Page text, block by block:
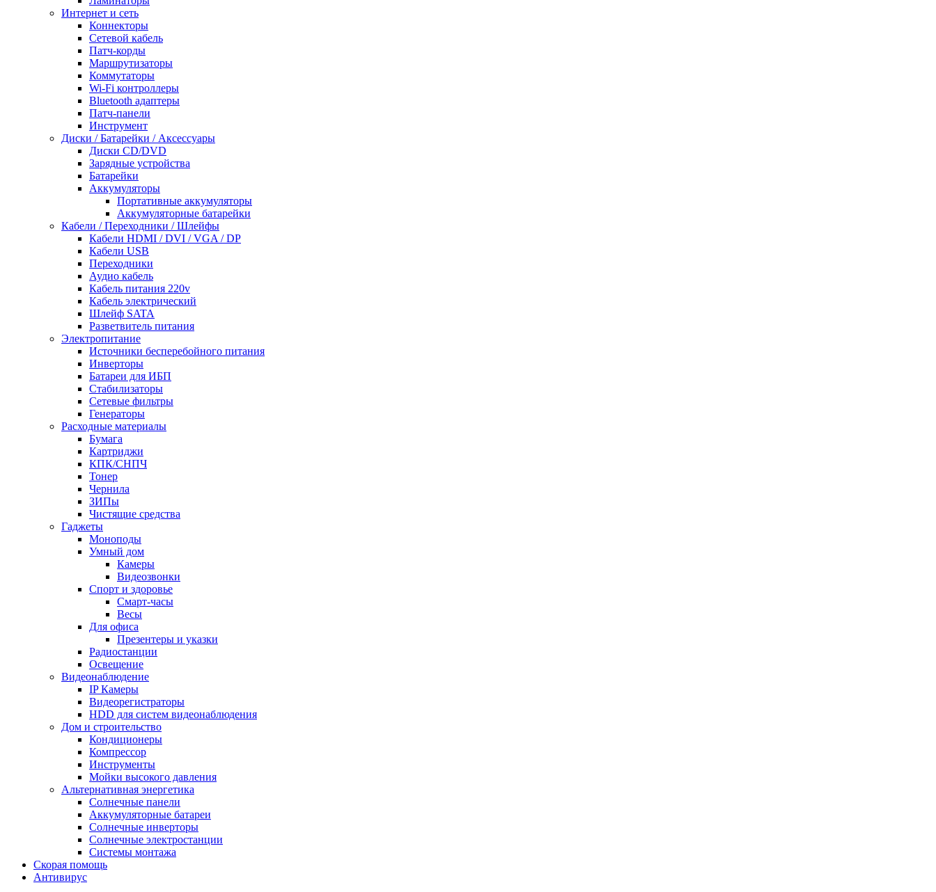
Интернет и сеть
Коннекторы
Сетевой кабель
Патч-корды
Маршрутизаторы
Коммутаторы
Wi-Fi контроллеры
Bluetooth адаптеры
Патч-панели
Инструмент
Диски / Батарейки / Аксессуары
Диски CD/DVD
Зарядные устройства
Батарейки
Аккумуляторы
Портативные аккумуляторы
Аккумуляторные батарейки
Кабели / Переходники / Шлейфы
Кабели HDMI / DVI / VGA / DP
Кабели USB
Переходники
Аудио кабель
Кабель питания 220v
Кабель электрический
Шлейф SATA
Разветвитель питания
Электропитание
Источники бесперебойного питания
Инверторы
Батареи для ИБП
Стабилизаторы
Сетевые фильтры
Генераторы
Расходные материалы
Бумага
Картриджи
КПК/СНПЧ
Тонер
Чернила
ЗИПы
Чистящие средства
Гаджеты
Моноподы
Умный дом
Камеры
Видеозвонки
Спорт и здоровье
Смарт-часы
Весы
Для офиса
Презентеры и указки
Радиостанции
Освещение
Видеонаблюдение
IP Камеры
Видеорегистраторы
HDD для систем видеонаблюдения
Дом и строительство
Кондиционеры
Компрессор
Инструменты
Мойки высокого давления
Альтернативная энергетика
Солнечные панели
Аккумуляторные батареи
Солнечные инверторы
Солнечные электростанции
Системы монтажа
Скорая помощь
Антивирус